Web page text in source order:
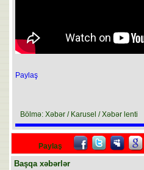
Paylaş
Bölmə: Xəbər / Karusel / Xəbər lenti
Paylaş
Başqa xəbərlər